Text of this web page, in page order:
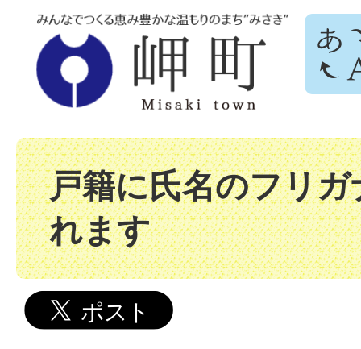
戸籍に氏名のフリ
れます